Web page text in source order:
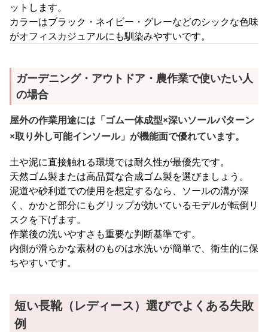
ットします。
カラーはブラック・ネイビー・グレーなどのシックな色味
がオフィスカジュアルにも馴染みやすいです。
ガーデニング・アウトドア・農作業で使いたい人
の場合
屋外の作業用途には「ゴム一体成型×深いソールパターン
×取り外し可能インソール」が機能面で優れています。
土や泥に直接触れる環境では耐久性が最優先です。
天然ゴム製または高品質な合成ゴム製を選びましょう。
泥道や砂利道での使用を想定するなら、ソールの溝が深
く、かかと部分にもグリップが効いているモデルが転倒リ
スクを下げます。
作業後の洗いやすさも重要な判断基準です。
内側が滑らかな素材のものは水洗いが簡単で、衛生的に保
ちやすいです。
短い長靴（レディース）選びでよくある失敗
例